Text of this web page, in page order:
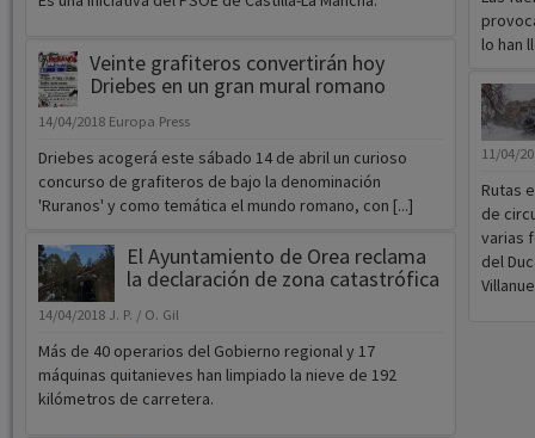
Veinte grafiteros convertirán hoy
Driebes en un gran mural romano
14/04/2018 Europa Press
Driebes acogerá este sábado 14 de abril un curioso
concurso de grafiteros de bajo la denominación
'Ruranos' y como temática el mundo romano, con [...]
El Ayuntamiento de Orea reclama
la declaración de zona catastrófica
14/04/2018 J. P. / O. Gil
Más de 40 operarios del Gobierno regional y 17
máquinas quitanieves han limpiado la nieve de 192
kilómetros de carretera.
lo han
11/04/
Rutas
de
varias
del